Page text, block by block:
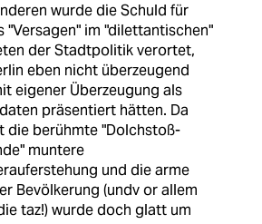
wurde die Schuld für
"Versagen" im "dilettantischen"
der Stadtpolitik verortet,
eben nicht überzeugend
eigener Überzeugung als
präsentiert hätten. Da
die berühmte "Dolchstoß-
muntere
und die arme
Bevölkerung (undv or allem
taz!) wurde doch glatt um